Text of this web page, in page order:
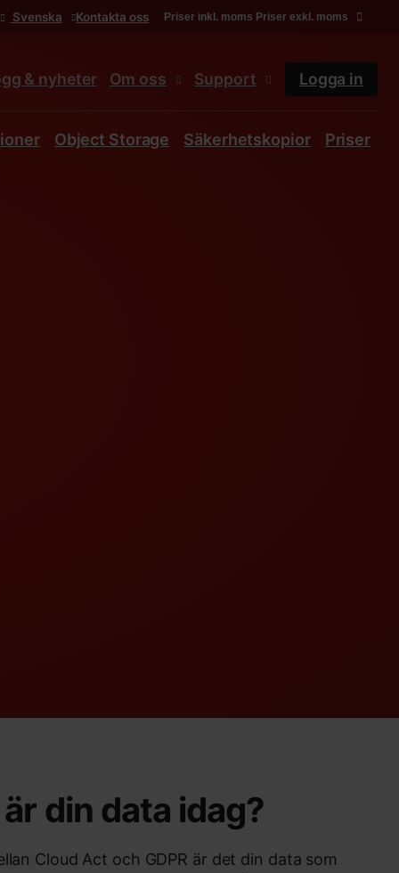
Svenska Kontakta oss Priser inkl. moms Priser exkl. moms
& nyheter Om oss Support Logga in
Object Storage Säkerhetskopior Priser
din data idag?
Cloud Act och GDPR är det din data som